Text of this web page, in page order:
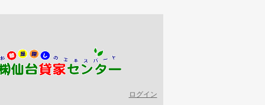
ログイン